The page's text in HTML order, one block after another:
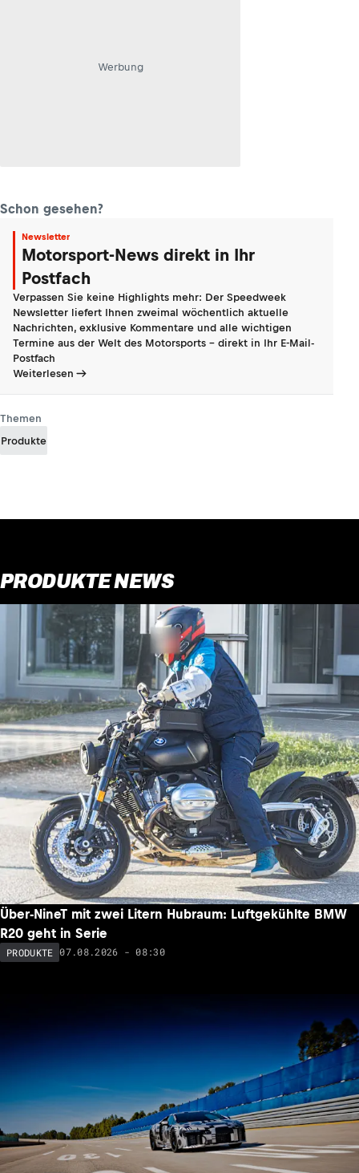
Werbung
Schon gesehen?
Newsletter
Motorsport-News direkt in Ihr
Postfach
Verpassen Sie keine Highlights mehr: Der Speedweek
Newsletter liefert Ihnen zweimal wöchentlich aktuelle
Nachrichten, exklusive Kommentare und alle wichtigen
Termine aus der Welt des Motorsports - direkt in Ihr E-Mail-
Postfach
Weiterlesen
Themen
Produkte
PRODUKTE NEWS
Über-NineT mit zwei Litern Hubraum: Luftgekühlte BMW
R20 geht in Serie
PRODUKTE 07.08.2026 - 08:30